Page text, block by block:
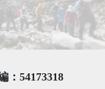
：54173318